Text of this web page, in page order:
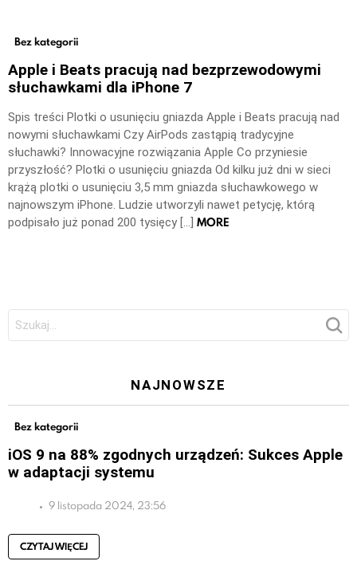
Bez kategorii
Apple i Beats pracują nad bezprzewodowymi
słuchawkami dla iPhone 7
Spis treści Plotki o usunięciu gniazda Apple i Beats pracują nad
nowymi słuchawkami Czy AirPods zastąpią tradycyjne
słuchawki? Innowacyjne rozwiązania Apple Co przyniesie
przyszłość? Plotki o usunięciu gniazda Od kilku już dni w sieci
krążą plotki o usunięciu 3,5 mm gniazda słuchawkowego w
najnowszym iPhone. Ludzie utworzyli nawet petycję, którą
podpisało już ponad 200 tysięcy […] MORE
Szukaj:
NAJNOWSZE
Bez kategorii
iOS 9 na 88% zgodnych urządzeń: Sukces Apple
w adaptacji systemu
9 listopada 2024, 23:56
CZYTAJ WIĘCEJ